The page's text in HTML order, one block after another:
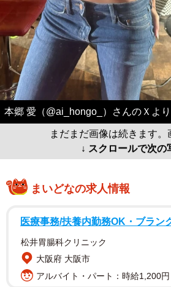
本郷 愛（@ai_hongo_）さんのＸより
まだまだ画像は続きます。
↓ スクロールで次の
まいどなの求人情報
医療事務/扶養内勤務OK・ブラン
松井胃腸科クリニック
大阪府 大阪市
アルバイト・パート：時給1,200